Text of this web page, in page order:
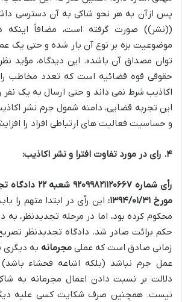
پس ازآن به هر نحو شاکی به آن دسترسی
((نشر)) صورت گرفته است، مضافاً اینکه
موضوعیت بزه بر نوع آن بار شده و حتی یک
توان مصداق آن باشد». این دیدگاه، مؤید
حقوقی قوه قضائیه است که تعدد مخاطب
اکاذیب شرط نمی داند و حتی ارسال به یک نفر
این تجربه قضایی، دامنه شمول جرم نشر
و حساسیت فعالیت های ارتباطی افراد را
۴. رای در مورد تفاوت افترا و نشر اکاذیب:
رأی شماره
مورخ ۱۳۹۴/۰۱/۳۱:
این رأی در ابتدا متهم را
محکوم کرده بود، اما در مرحله تجدیدنظر، به
حکم برائت صادر شد. دادگاه تجدیدنظر
زمانی صادق است که عملی مجرمانه به دیگری
عمل جرم نباشد (بلکه اشاعه فحشاء باشد)
دلالت بر نسبت دادن اعمال مجرمانه به
نیست. همچنین صرف شکایت کسی علیه